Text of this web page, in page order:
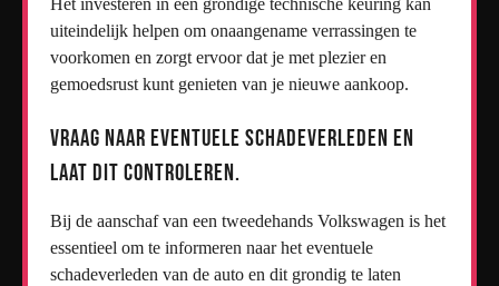
Het investeren in een grondige technische keuring kan
uiteindelijk helpen om onaangename verrassingen te
voorkomen en zorgt ervoor dat je met plezier en
gemoedsrust kunt genieten van je nieuwe aankoop.
Vraag naar eventuele schadeverleden en
laat dit controleren.
Bij de aanschaf van een tweedehands Volkswagen is het
essentieel om te informeren naar het eventuele
schadeverleden van de auto en dit grondig te laten